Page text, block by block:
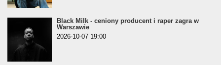
Black Milk - ceniony producent i raper zagra w
Warszawie
2026-10-07 19:00